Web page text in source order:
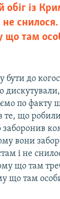
обіг із
не
що там
бути до
по факту
те, що
заборонив
вони
і не
що там
що там